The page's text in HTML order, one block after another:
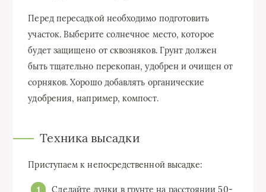
Перед пересадкой необходимо подготовить
участок. Выберите солнечное место, которое
будет защищено от сквозняков. Грунт должен
быть тщательно перекопан, удобрен и очищен от
сорняков. Хорошо добавлять органические
удобрения, например, компост.
Техника высадки
Приступаем к непосредственной высадке:
Сделайте лунки в грунте на расстоянии 50-